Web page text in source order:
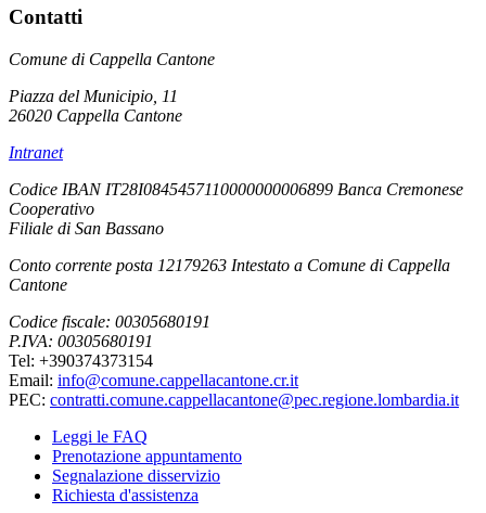
Contatti
Comune di Cappella Cantone
Piazza del Municipio, 11
26020 Cappella Cantone
Intranet
Codice IBAN IT28I0845457110000000006899 Banca Cremonese
Cooperativo
Filiale di San Bassano
Conto corrente posta 12179263 Intestato a Comune di Cappella
Cantone
Codice fiscale: 00305680191
P.IVA: 00305680191
Tel: +390374373154
Email: info@comune.cappellacantone.cr.it
PEC: contratti.comune.cappellacantone@pec.regione.lombardia.it
Leggi le FAQ
Prenotazione appuntamento
Segnalazione disservizio
Richiesta d'assistenza